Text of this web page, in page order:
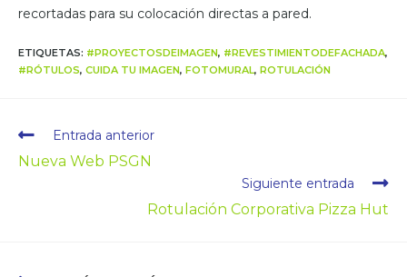
recortadas para su colocación directas a pared.
ETIQUETAS: #PROYECTOSDEIMAGEN, #REVESTIMIENTODEFACHADA,
#RÓTULOS, CUIDA TU IMAGEN, FOTOMURAL, ROTULACIÓN
Entrada anterior
Nueva Web PSGN
Siguiente entrada
Rotulación Corporativa Pizza Hut